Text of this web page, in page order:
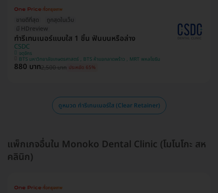
ขายดีที่สุด
ถูกสุดในเว็บ
มี HDreview
ทำรีเทนเนอร์แบบใส 1 ชิ้น ฟันบนหรือล่าง
CSDC
จตุจักร
BTS มหาวิทยาลัยเกษตรศาสตร์ , BTS ห้าแยกลาดพร้าว , MRT พหลโยธิน
880 บาท2,500 บาท ประหยัด 65%
ดูหมวด ทำรีเทนเนอร์ใส (Clear Retainer)
แพ็กเกจอื่นใน Monoko Dental Clinic (โมโนโกะ สห
คลินิก)